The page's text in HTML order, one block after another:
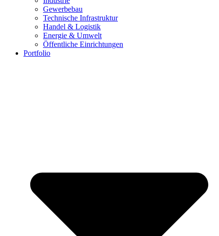
Gewerbebau
Technische Infrastruktur
Handel & Logistik
Energie & Umwelt
Öffentliche Einrichtungen
Portfolio